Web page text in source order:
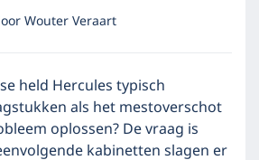
Wouter Veraart
held Hercules typisch
als het mestoverschot
oplossen? De vraag is
kabinetten slagen er